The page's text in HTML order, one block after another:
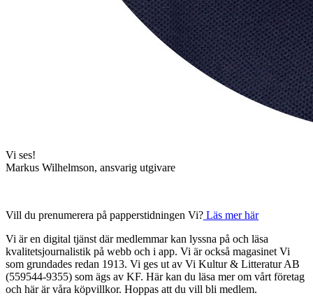
Vi ses!
Markus Wilhelmson, ansvarig utgivare
Vill du prenumerera på papperstidningen Vi? Läs mer här
Vi är en digital tjänst där medlemmar kan lyssna på och läsa
kvalitetsjournalistik på webb och i app. Vi är också magasinet Vi
som grundades redan 1913. Vi ges ut av Vi Kultur & Litteratur AB
(559544-9355) som ägs av KF. Här kan du läsa mer om vårt företag
och här är våra köpvillkor. Hoppas att du vill bli medlem.